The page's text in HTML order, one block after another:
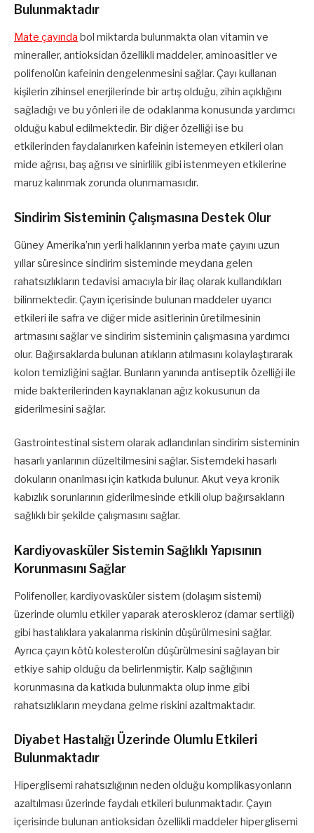
Bulunmaktadır
Mate çayında bol miktarda bulunmakta olan vitamin ve
mineraller, antioksidan özellikli maddeler, aminoasitler ve
polifenolün kafeinin dengelenmesini sağlar. Çayı kullanan
kişilerin zihinsel enerjilerinde bir artış olduğu, zihin açıklığını
sağladığı ve bu yönleri ile de odaklanma konusunda yardımcı
olduğu kabul edilmektedir. Bir diğer özelliği ise bu
etkilerinden faydalanırken kafeinin istemeyen etkileri olan
mide ağrısı, baş ağrısı ve sinirlilik gibi istenmeyen etkilerine
maruz kalınmak zorunda olunmamasıdır.
Sindirim Sisteminin Çalışmasına Destek Olur
Güney Amerika’nın yerli halklarının yerba mate çayını uzun
yıllar süresince sindirim sisteminde meydana gelen
rahatsızlıkların tedavisi amacıyla bir ilaç olarak kullandıkları
bilinmektedir. Çayın içerisinde bulunan maddeler uyarıcı
etkileri ile safra ve diğer mide asitlerinin üretilmesinin
artmasını sağlar ve sindirim sisteminin çalışmasına yardımcı
olur. Bağırsaklarda bulunan atıkların atılmasını kolaylaştırarak
kolon temizliğini sağlar. Bunların yanında antiseptik özelliği ile
mide bakterilerinden kaynaklanan ağız kokusunun da
giderilmesini sağlar.
Gastrointestinal sistem olarak adlandırılan sindirim sisteminin
hasarlı yanlarının düzeltilmesini sağlar. Sistemdeki hasarlı
dokuların onarılması için katkıda bulunur. Akut veya kronik
kabızlık sorunlarının giderilmesinde etkili olup bağırsakların
sağlıklı bir şekilde çalışmasını sağlar.
Kardiyovasküler Sistemin Sağlıklı Yapısının
Korunmasını Sağlar
Polifenoller, kardiyovasküler sistem (dolaşım sistemi)
üzerinde olumlu etkiler yaparak ateroskleroz (damar sertliği)
gibi hastalıklara yakalanma riskinin düşürülmesini sağlar.
Ayrıca çayın kötü kolesterolün düşürülmesini sağlayan bir
etkiye sahip olduğu da belirlenmiştir. Kalp sağlığının
korunmasına da katkıda bulunmakta olup inme gibi
rahatsızlıkların meydana gelme riskini azaltmaktadır.
Diyabet Hastalığı Üzerinde Olumlu Etkileri
Bulunmaktadır
Hiperglisemi rahatsızlığının neden olduğu komplikasyonların
azaltılması üzerinde faydalı etkileri bulunmaktadır. Çayın
içerisinde bulunan antioksidan özellikli maddeler hiperglisemi